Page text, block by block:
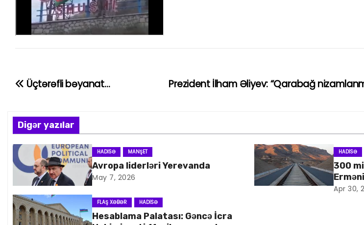
Y
z
ı
n
a
v
Prezident İlham Əliyev: “Qarabağ
Üçtərəfli bəyanat…
Digər yazılar
HADISƏ MANŞET
Avropa liderləri Yerevanda
May 7, 2026
HADISƏ
300
Apr 30,
FLAŞ XƏBƏR HADISƏ
Hesablama Palatası: Gəncə İcra